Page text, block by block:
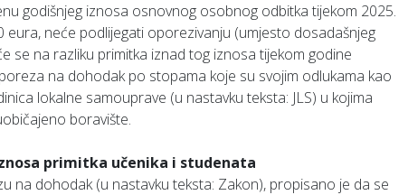
godišnjeg iznosa osnovnog osobnog odbitka tijekom 2025.
eura, neće podlijegati oporezivanju (umjesto dosadašnjeg
se na razliku primitka iznad tog iznosa tijekom godine
na dohodak po stopama koje su svojim odlukama kao
lokalne samouprave (u nastavku teksta: JLS) u kojima
boravište.
primitka učenika i studenata
na dohodak (u nastavku teksta: Zakon), propisano je da se